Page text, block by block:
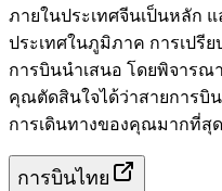
ภายในประเทศจีนเป็นหลัก
ประเทศในภูมิภาค การเปรีย
การบินนำเสนอ โดยพิจารณ
คุณตัดสินใจได้ว่าสายการบิ
การเดินทางของคุณมากที่สุด
การบินไทย